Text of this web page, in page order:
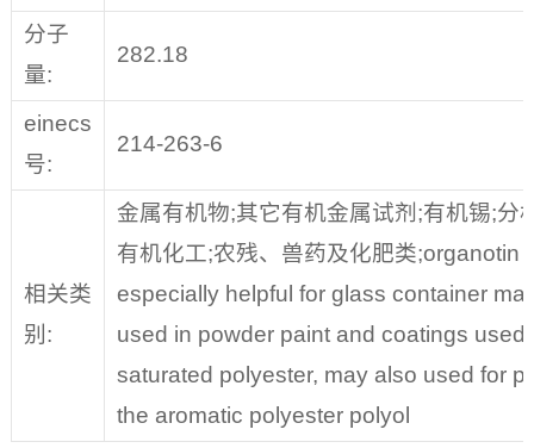
分子
量:
282.18
einecs
号:
214-263-6
相关类
别:
金属有机物;其它有机金属试剂;有机锡;分
有机化工;农残、兽药及化肥类;organotin
especially helpful for glass container
used in powder paint and coatings used
saturated polyester, may also used for
the aromatic polyester polyol